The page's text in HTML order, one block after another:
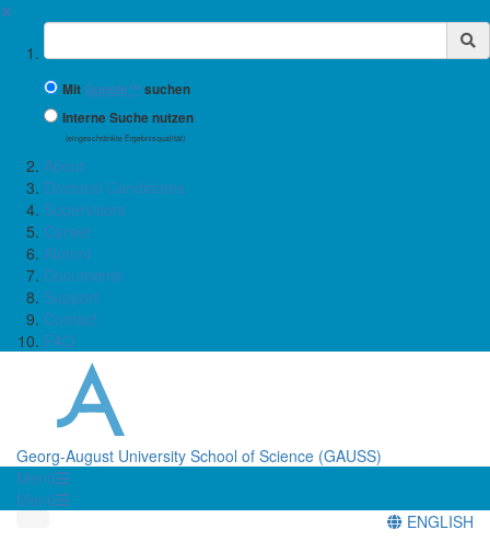
✖
Suchbegriff
MitGoogle™ suchen
Interne Suche nutzen
(eingeschränkte Ergebnisqualität)
About
Doctoral Candidates
Supervisors
Career
Alumni
Documents
Support
Contact
FAQ
Georg-August University School of Science (GAUSS)
Menü
Menü
ENGLISH